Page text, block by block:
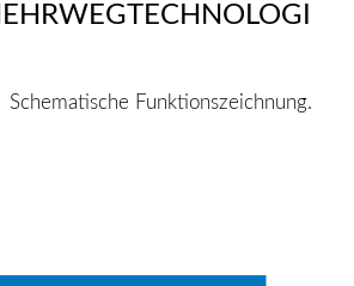
Schematische Funktionszeichnung.